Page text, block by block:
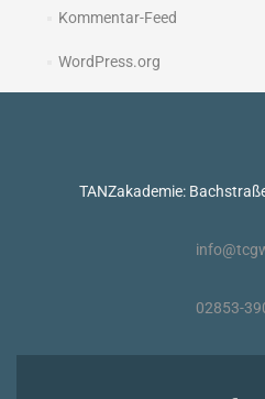
Kommentar-Feed
WordPress.org
TANZakademie:
02853-